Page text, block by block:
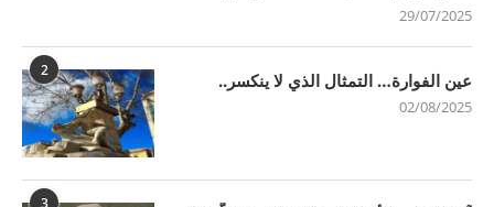
29/07/2025
2 عين الفوارة… التمثال الذي لا ينكسر..
02/08/2025